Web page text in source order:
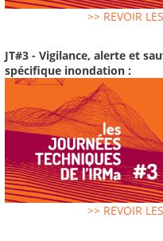
>> REVOIR
JT#3 - Vigilance, alerte et
spécifique inondation :
>> REVOIR